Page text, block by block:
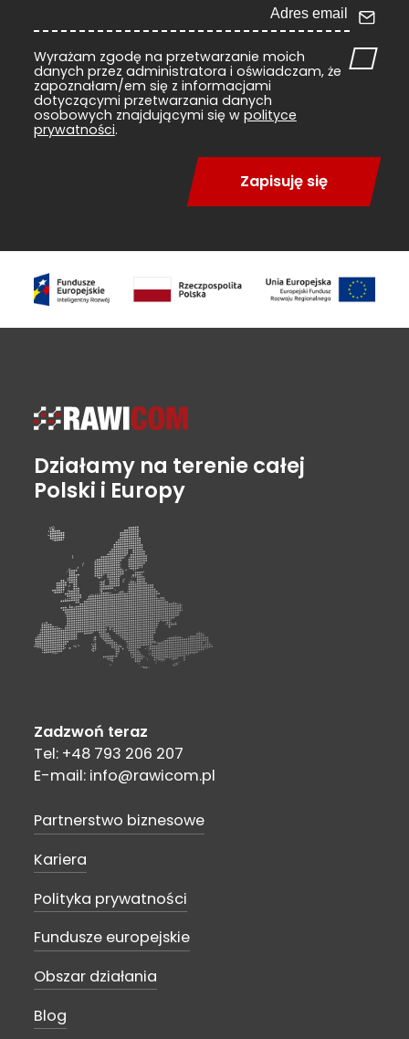
Działamy na terenie całej
Polski i Europy
Zadzwoń teraz
Tel: +48 793 206 207
E-mail: info@rawicom.pl
Partnerstwo biznesowe
Kariera
Polityka prywatności
Fundusze europejskie
Obszar działania
Blog
Wyrażam zgodę na przetwarzanie moich
danych przez administratora i oświadczam, że
zapoznałam/em się z informacjami
dotyczącymi przetwarzania danych
osobowych znajdującymi się w polityce
prywatności.
Zapisuję się